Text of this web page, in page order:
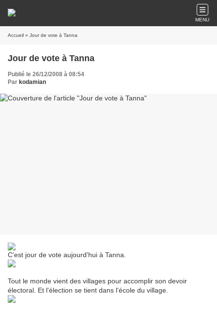
MENU
Accueil » Jour de vote à Tanna
Jour de vote à Tanna
Publié le 26/12/2008 à 08:54
Par kodamian
C'est jour de vote aujourd'hui à Tanna.
Tout le monde vient des villages pour accomplir son devoir
électoral. Et l'élection se tient dans l'école du village.